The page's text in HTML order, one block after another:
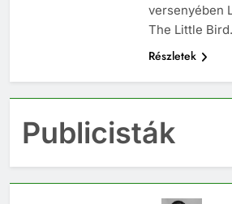
versenyében
The Little
Részletek
Publicisták